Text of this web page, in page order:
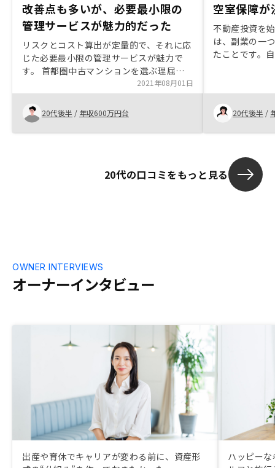
改善点も多いが、必要最小限の
管理サービスが魅力的だった
リスクとコスト算出が定量的で、それに応
じた必要最小限の管理サービスが魅力で
す。 首都圏中古マンションを選ぶ理屈も
納得いく説明でした。・営業トークがその
場あたりだった。質問をした際により明確
な回答を迅速に欲しい。 ・「AIを使った
物件選び」と紹介されたが、学習データの
範囲や、モデルの解釈など、説明を求めて
でした)、信頼できなかった。 ・シミュレ
2021年08月01日
20代後半 / 年収600万円台
空室保障が
不動産投資を
は、副業の一
たことです。
した。
で一番リスク
うかという問
保障されてい
20代後半 /
20代の口コミをもっと見る
オーナーインタビュー
OWNER INTERVIEWS
出産や育休でキャリアが変わる前に、資産形
ハッピー